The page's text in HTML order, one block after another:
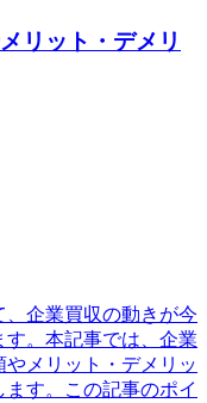
リット・デメリ
企業買収の動きが今
。本記事では、企業
メリット・デメリッ
ます。この記事のポイ